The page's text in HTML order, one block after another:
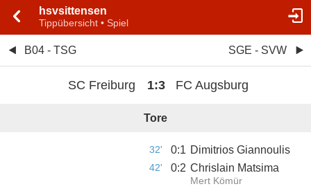
hsvsittensen
Tippübersicht • Spiel
B04 - TSG SGE - SVW
SC Freiburg 1:3 FC Augsburg
Tore
32' 0:1 Dimitrios Giannoulis
42' 0:2 Chrislain Matsima
Mert Kömür